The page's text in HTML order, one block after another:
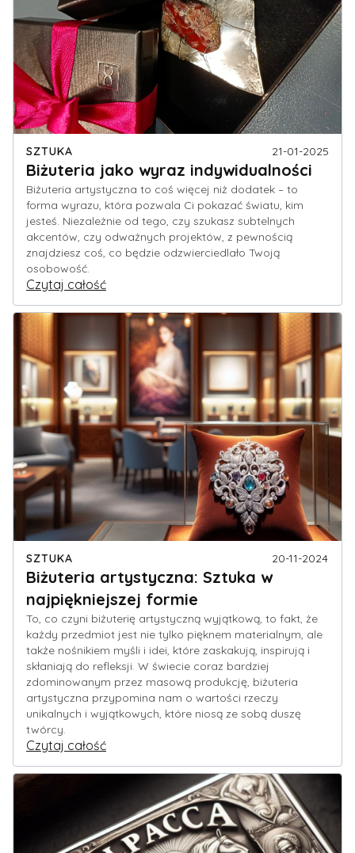
SZTUKA 21-01-2025
Biżuteria jako wyraz indywidualności
Biżuteria artystyczna to coś więcej niż dodatek – to
forma wyrazu, która pozwala Ci pokazać światu, kim
jesteś. Niezależnie od tego, czy szukasz subtelnych
akcentów, czy odważnych projektów, z pewnością
znajdziesz coś, co będzie odzwierciedlało Twoją
osobowość.
Czytaj całość
SZTUKA 20-11-2024
Biżuteria artystyczna: Sztuka w
najpiękniejszej formie
To, co czyni biżuterię artystyczną wyjątkową, to fakt, że
każdy przedmiot jest nie tylko pięknem materialnym, ale
także nośnikiem myśli i idei, które zaskakują, inspirują i
skłaniają do refleksji. W świecie coraz bardziej
zdominowanym przez masową produkcję, biżuteria
artystyczna przypomina nam o wartości rzeczy
unikalnych i wyjątkowych, które niosą ze sobą duszę
twórcy.
Czytaj całość